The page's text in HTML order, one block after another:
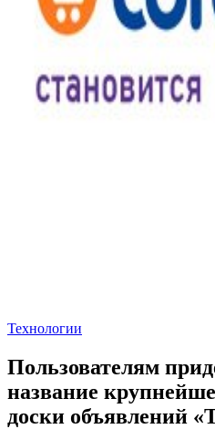
Технологии
Пользователям
название
доски объявлений